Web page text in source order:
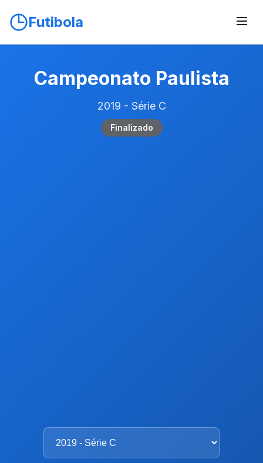
Futibola
Campeonato Paulista
2019 - Série C
Finalizado